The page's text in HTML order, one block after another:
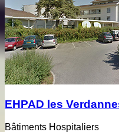
EHPAD les
Bâtiments Hospitaliers